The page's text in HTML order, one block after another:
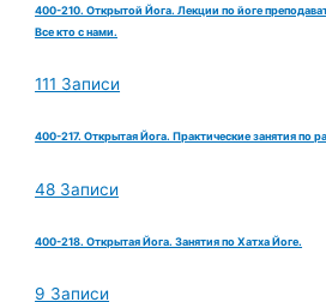
400-210. Открытой Йога. Лекции по йоге
Все кто с нами.
111 Записи
400-217. Открытая Йога. Практические занятия по
48 Записи
400-218. Открытая Йога. Занятия по Хатха Йоге.
9 Записи